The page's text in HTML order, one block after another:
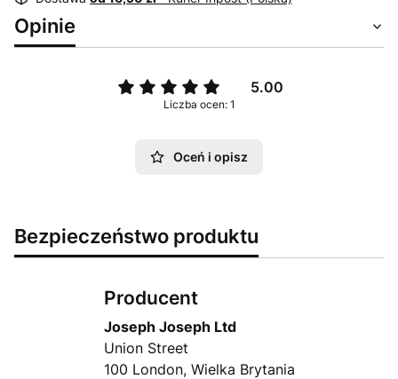
Opinie
5.00
Liczba ocen: 1
Oceń i opisz
Bezpieczeństwo produktu
Producent
Joseph Joseph Ltd
Union Street
100 London, Wielka Brytania